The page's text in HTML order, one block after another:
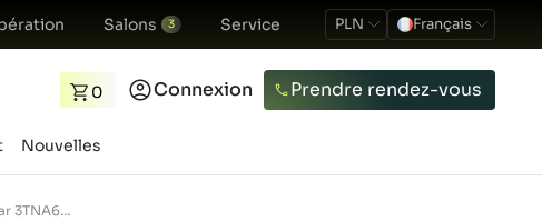
Salons 3 Service PLN Français
0 Connexion Prendre rendez-vous
Nouvelles
Segments de piston / Ø68 mm / Yanmar 3TNA68 / Yanmar Ke-3